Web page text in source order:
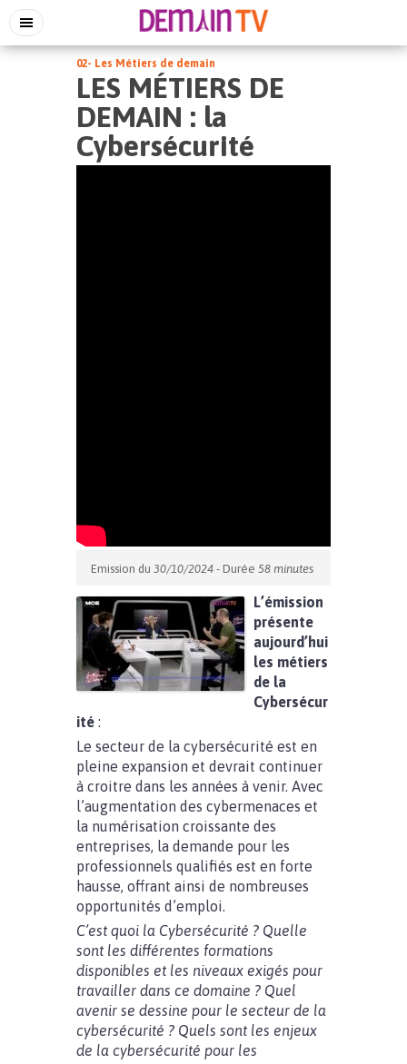
02- Les Métiers de demain
LES MÉTIERS DE
DEMAIN : la
Cybersécurité
Emission du 30/10/2024 - Durée 58 minutes
L’émission
présente
aujourd’hui
les métiers
de la
Cybersécur
ité :
Le secteur de la cybersécurité est en
pleine expansion et devrait continuer
à croitre dans les années à venir. Avec
l’augmentation des cybermenaces et
la numérisation croissante des
entreprises, la demande pour les
professionnels qualifiés est en forte
hausse, offrant ainsi de nombreuses
opportunités d’emploi.
C’est quoi la Cybersécurité ? Quelle
sont les différentes formations
disponibles et les niveaux exigés pour
travailler dans ce domaine ? Quel
avenir se dessine pour le secteur de la
cybersécurité ? Quels sont les enjeux
de la cybersécurité pour les